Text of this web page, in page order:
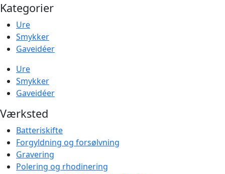
Kategorier
Ure
Smykker
Gaveidéer
Ure
Smykker
Gaveidéer
Værksted
Batteriskifte
Forgyldning og forsølvning
Gravering
Polering og rhodinering